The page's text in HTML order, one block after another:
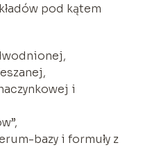
pod kątem
i
bazy i formuły z